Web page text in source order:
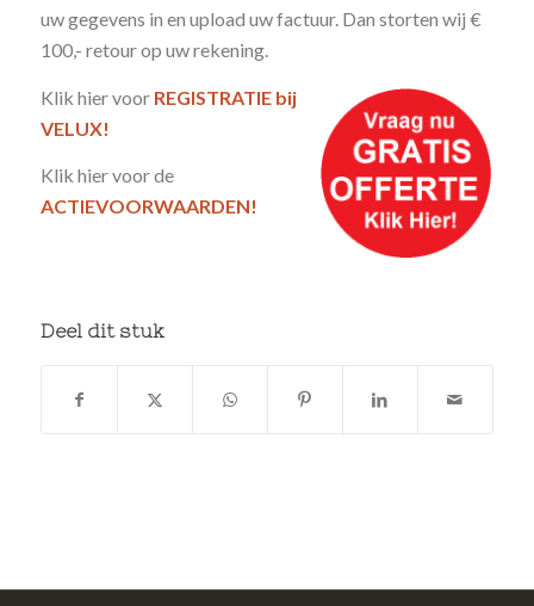
uw gegevens in en upload uw factuur. Dan storten wij €
100,- retour op uw rekening.
Klik hier voor REGISTRATIE bij
VELUX!
Klik hier voor de
ACTIEVOORWAARDEN!
Deel dit stuk